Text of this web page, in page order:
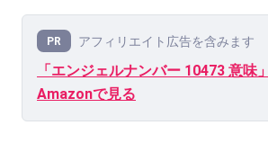
PR アフィリエイト広告を含みます
「エンジェルナンバー 10473 意味
Amazonで見る